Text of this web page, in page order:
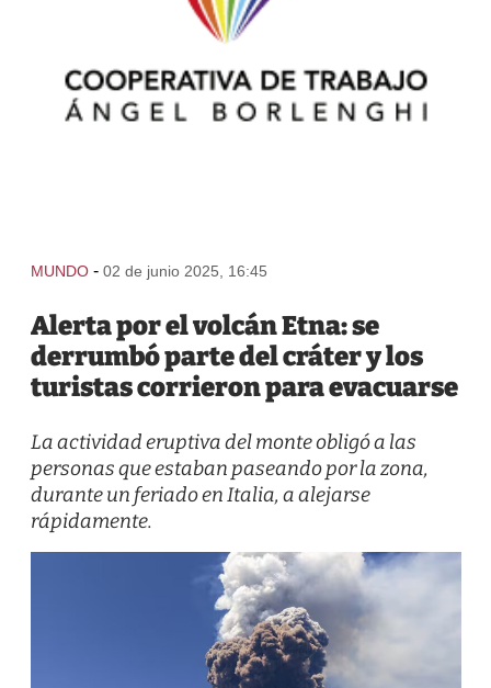
MUNDO - 02 de junio 2025, 16:45
Alerta por el volcán Etna: se
derrumbó parte del cráter y los
turistas corrieron para evacuarse
La actividad eruptiva del monte obligó a las
personas que estaban paseando por la zona,
durante un feriado en Italia, a alejarse
rápidamente.